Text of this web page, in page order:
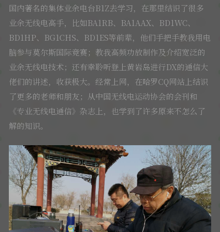
国内著名的集体业余电台B1Z去学习，在那里结识了很多
业余无线电高手，比如BA1RB、BA1AAX、BD1WC、
BD1HP、BG1CHS、BD1ES等前辈，他们手把手教我用电
脑参与莫尔斯国际竞赛；教我高频功放制作及介绍宽泛的
业余无线电技术；还有幸聆听登上黄岩岛进行DX的通信大
佬们的讲述，收获极大。经常上网，在哈罗CQ网站上结识
了更多的老师和朋友；从中国无线电运动协会的会刊和
《专业无线电通信》杂志上，也学到了许多原来不怎么了
解的知识。